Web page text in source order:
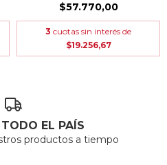
$57.770,00
3 cuotas sin interés de
$19.256,67
EL PAÍS
productos a tiempo